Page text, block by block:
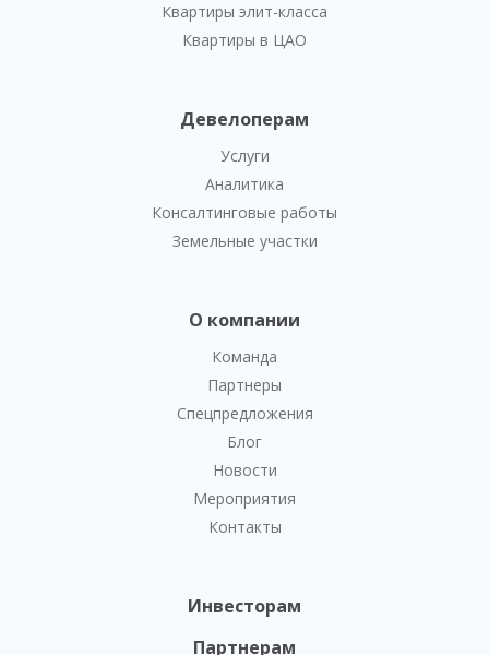
Квартиры элит-класса
Квартиры в ЦАО
Девелоперам
Услуги
Аналитика
Консалтинговые работы
Земельные участки
О компании
Команда
Партнеры
Спецпредложения
Блог
Новости
Мероприятия
Контакты
Инвесторам
Партнерам